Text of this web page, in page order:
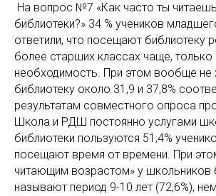
На вопрос №7 «Как часто ты читаешь
библиотеки?» 34 % учеников
ответили, что посещают библиотеку
более старших классах чаще, только
необходимость. При этом вообще не
библиотеку около 31,9 и 37,8%
результатам совместного опроса
Школа и РДШ постоянно услугами
библиотеки пользуются 51,4%
посещают время от времени. При
читающим возрастом» у школьников
называют период 9-10 лет (72,6%),